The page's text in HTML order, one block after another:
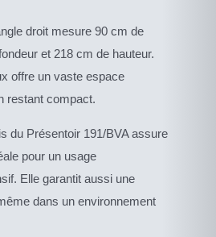
droit mesure 90 cm de
et 218 cm de hauteur.
offre un vaste espace
restant compact.
du Présentoir 191/BVA assure
pour un usage
Elle garantit aussi une
dans un environnement